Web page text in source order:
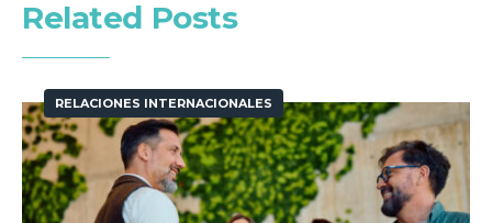
Related Posts
RELACIONES INTERNACIONALES